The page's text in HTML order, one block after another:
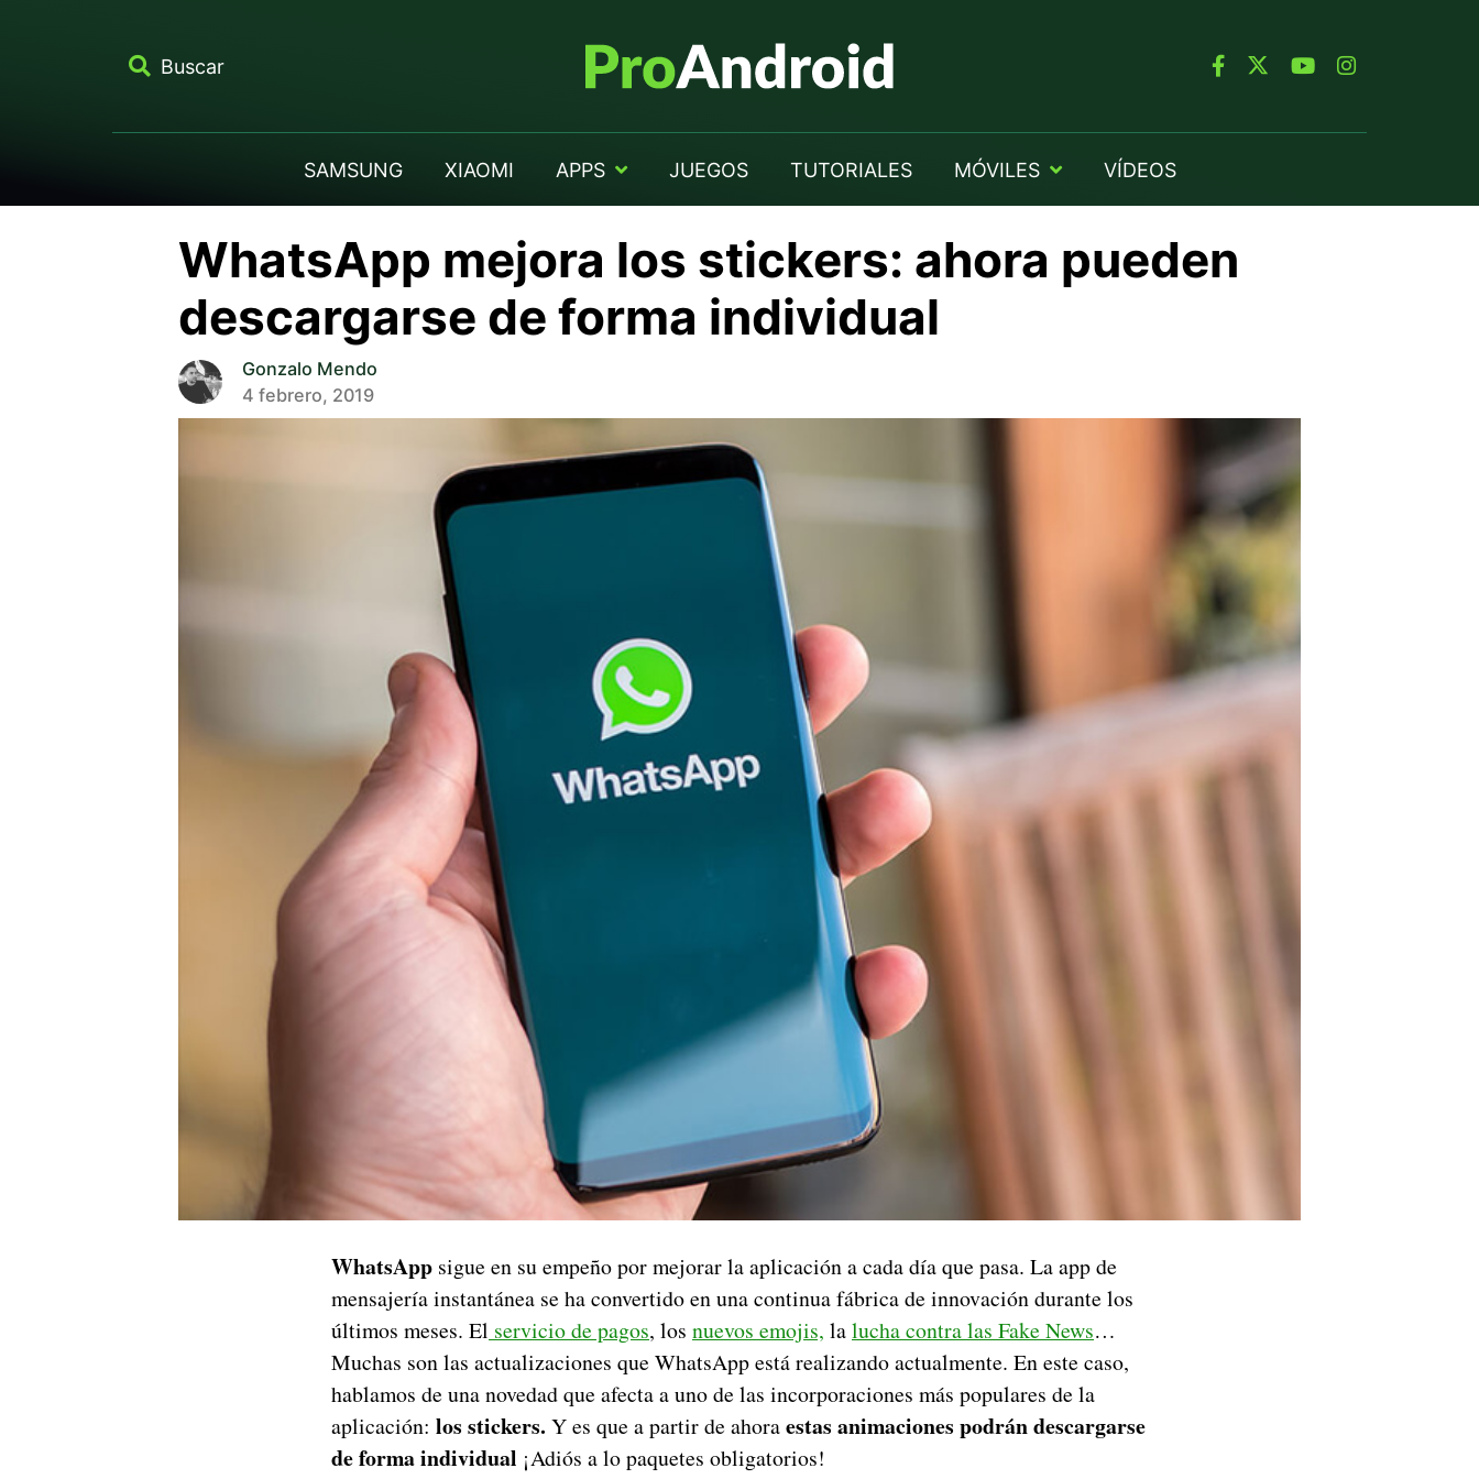
Buscar
SAMSUNG XIAOMI APPS JUEGOS TUTORIALES MÓVILES VÍDEOS
WhatsApp mejora los stickers: ahora pueden
descargarse de forma individual
Gonzalo Mendo
4 febrero, 2019
WhatsApp sigue en su empeño por mejorar la aplicación a cada día que pasa. La app de
mensajería instantánea se ha convertido en una continua fábrica de innovación durante los
últimos meses. El servicio de pagos, los nuevos emojis, lalucha contra las Fake News…
Muchas son las actualizaciones que WhatsApp está realizando actualmente. En este caso,
hablamos de una novedad que afecta a uno de las incorporaciones más populares de la
aplicación: los stickers. Y es que a partir de ahoraestas animaciones podrán descargarse
de forma individual ¡Adiós a lo paquetes obligatorios!